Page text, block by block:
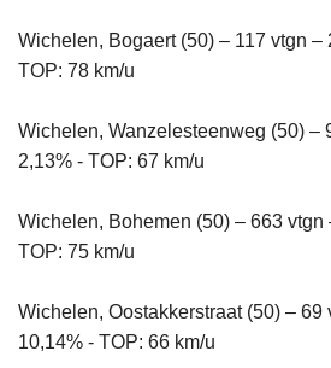
Wichelen, Bogaert (50) – 117 vtgn –
TOP: 78 km/u
Wichelen, Wanzelesteenweg (50) –
2,13% - TOP: 67 km/u
Wichelen, Bohemen (50) – 663 vtgn
TOP: 75 km/u
Wichelen, Oostakkerstraat (50) – 69
10,14% - TOP: 66 km/u